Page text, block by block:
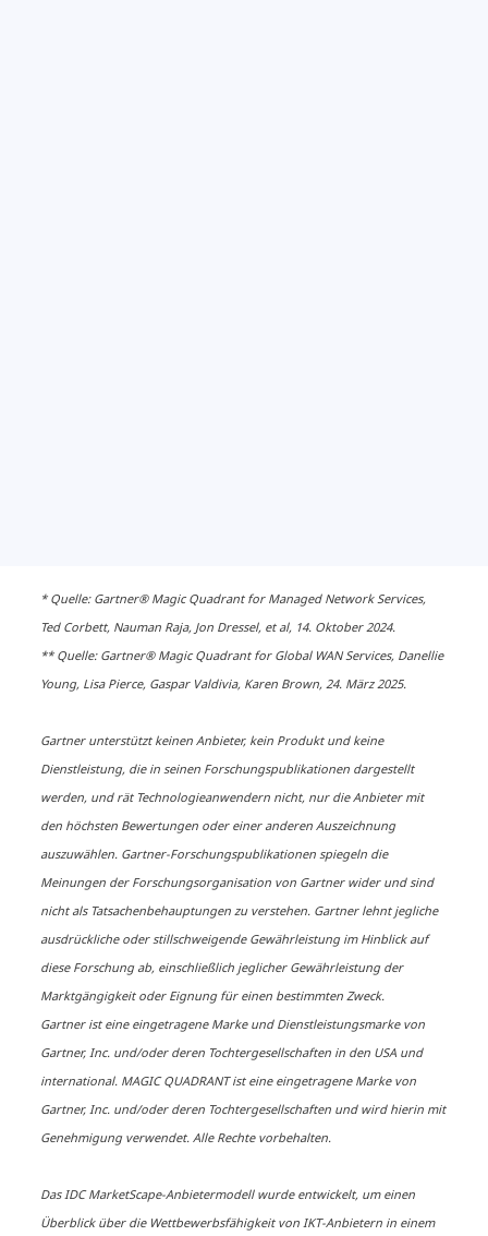
Lichtgeschwindigkeit: Warum
mit Photonik der nächste große
Wandel kommt​
​​Die Wunschliste moderner
Netzwerkmanager: 5 Prioritäten
* Quelle: Gartner® Magic Quadrant for Managed Network Services,
Ted Corbett, Nauman Raja, Jon Dressel, et al, 14. Oktober 2024.
** Quelle: Gartner® Magic Quadrant for Global WAN Services, Danellie
Young, Lisa Pierce, Gaspar Valdivia, Karen Brown, 24. März 2025.
Gartner unterstützt keinen Anbieter, kein Produkt und keine
Dienstleistung, die in seinen Forschungspublikationen dargestellt
werden, und rät Technologieanwendern nicht, nur die Anbieter mit
den höchsten Bewertungen oder einer anderen Auszeichnung
auszuwählen. Gartner-Forschungspublikationen spiegeln die
Meinungen der Forschungsorganisation von Gartner wider und sind
nicht als Tatsachenbehauptungen zu verstehen. Gartner lehnt jegliche
ausdrückliche oder stillschweigende Gewährleistung im Hinblick auf
diese Forschung ab, einschließlich jeglicher Gewährleistung der
Marktgängigkeit oder Eignung für einen bestimmten Zweck.
Gartner ist eine eingetragene Marke und Dienstleistungsmarke von
Gartner, Inc. und/oder deren Tochtergesellschaften in den USA und
international. MAGIC QUADRANT ist eine eingetragene Marke von
Gartner, Inc. und/oder deren Tochtergesellschaften und wird hierin mit
Genehmigung verwendet. Alle Rechte vorbehalten.
Das IDC MarketScape-Anbietermodell wurde entwickelt, um einen
Überblick über die Wettbewerbsfähigkeit von IKT-Anbietern in einem